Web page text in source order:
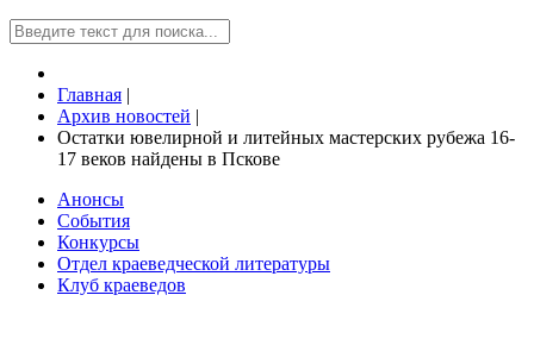
Главная |
Архив новостей |
Остатки ювелирной и литейных мастерских рубежа 16-
17 веков найдены в Пскове
Анонсы
События
Конкурсы
Отдел краеведческой литературы
Клуб краеведов